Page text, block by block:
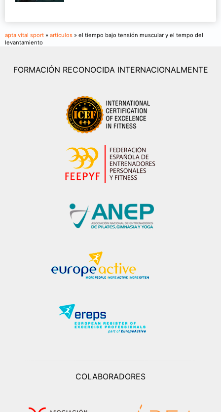
apta vital sport » articulos » el tiempo bajo tensión muscular y el tempo del
levantamiento
FORMACIÓN RECONOCIDA INTERNACIONALMENTE
COLABORADORES